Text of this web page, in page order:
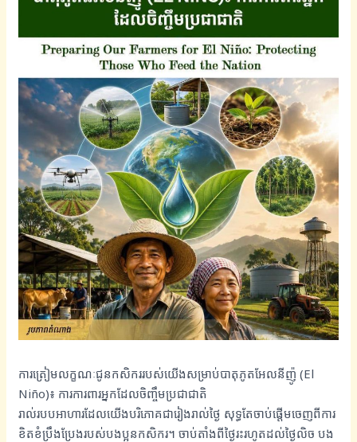
ការត្រៀមលក្ខណៈជូនកសិកររបស់យើងសម្រាប់បាតុភូតអែលនីញ៉ូ (El
Niño)៖ ការការពារអ្នកដែលចិញ្ចឹមប្រជាជាតិ
រាល់របបអាហារដែលយើងបរិភោគជារៀងរាល់ថ្ងៃ សុទ្ធតែចាប់ផ្តើមចេញពីការ
ខិតខំប្រឹងប្រែងរបស់បងប្អូនកសិករ។ ចាប់តាំងពីថ្ងៃរះរហូតដល់ថ្ងៃលិច បង